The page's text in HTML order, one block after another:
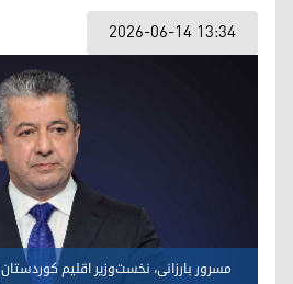
2026-06-14 13:34
مسرور بارزانی، نخست‌وزیر اقلیم کوردستان